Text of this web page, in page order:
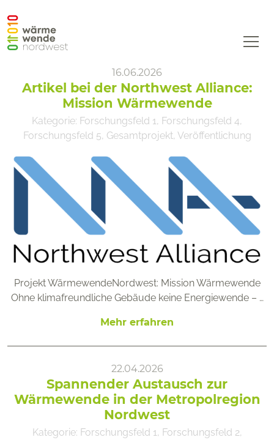
Startseite
Projekt
Forschungsfelder und Querschnittsaktivitäten
Aktuelles
Wärmewende-FAQ
Kontakt
Datenschutz
OFFIS e. V.
Escherweg 2
26121 Oldenburg
16.06.2026
Artikel bei der Northwest Alliance:
Mission Wärmewende
Kategorie: Forschungsfeld 1, Forschungsfeld 4,
Forschungsfeld 5, Gesamtprojekt, Veröffentlichung
Projekt WärmewendeNordwest: Mission Wärmewende
Ohne klimafreundliche Gebäude keine Energiewende – …
Mehr erfahren
22.04.2026
Spannender Austausch zur
Wärmewende in der Metropolregion
Nordwest
Kategorie: Forschungsfeld 1, Forschungsfeld 2,